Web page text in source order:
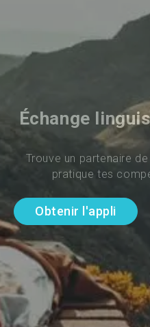
Échange
Trouve un partenaire
pratique tes
Obtenir l'appli